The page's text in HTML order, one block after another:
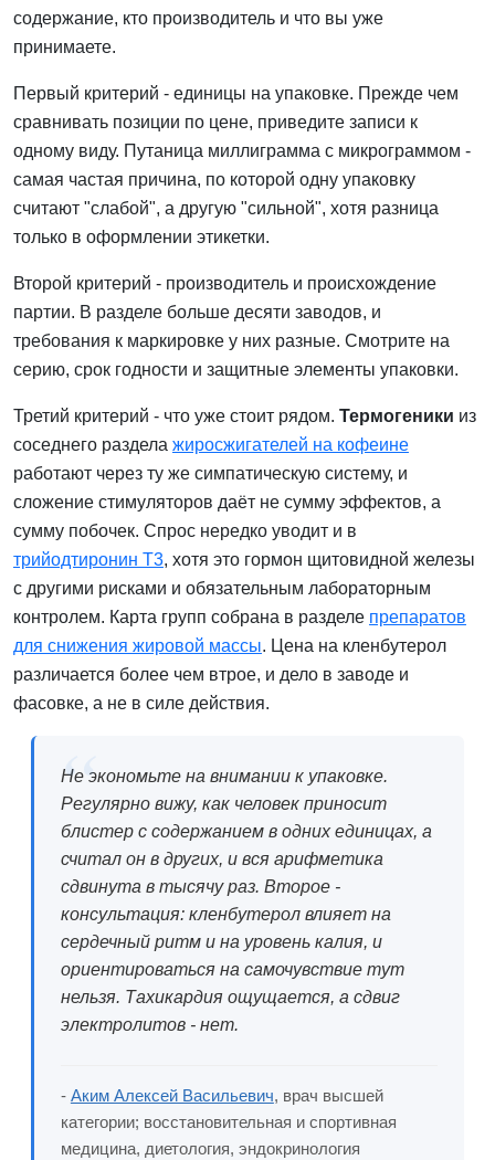
содержание, кто производитель и что вы уже
принимаете.
Первый критерий - единицы на упаковке. Прежде чем
сравнивать позиции по цене, приведите записи к
одному виду. Путаница миллиграмма с микрограммом -
самая частая причина, по которой одну упаковку
считают "слабой", а другую "сильной", хотя разница
только в оформлении этикетки.
Второй критерий - производитель и происхождение
партии. В разделе больше десяти заводов, и
требования к маркировке у них разные. Смотрите на
серию, срок годности и защитные элементы упаковки.
Третий критерий - что уже стоит рядом. Термогеники из
соседнего раздела жиросжигателей на кофеине
работают через ту же симпатическую систему, и
сложение стимуляторов даёт не сумму эффектов, а
сумму побочек. Спрос нередко уводит и в
трийодтиронин Т3, хотя это гормон щитовидной железы
с другими рисками и обязательным лабораторным
контролем. Карта групп собрана в разделе препаратов
для снижения жировой массы. Цена на кленбутерол
различается более чем втрое, и дело в заводе и
фасовке, а не в силе действия.
Не экономьте на внимании к упаковке.
Регулярно вижу, как человек приносит
блистер с содержанием в одних единицах, а
считал он в других, и вся арифметика
сдвинута в тысячу раз. Второе -
консультация: кленбутерол влияет на
сердечный ритм и на уровень калия, и
ориентироваться на самочувствие тут
нельзя. Тахикардия ощущается, а сдвиг
электролитов - нет.
- Аким Алексей Васильевич, врач высшей
категории; восстановительная и спортивная
медицина, диетология, эндокринология